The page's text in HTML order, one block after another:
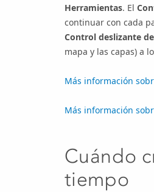
Herramientas. El
continuar con cada
Control deslizante
mapa y las capas) a
Más información
Más información
Cuándo
tiempo